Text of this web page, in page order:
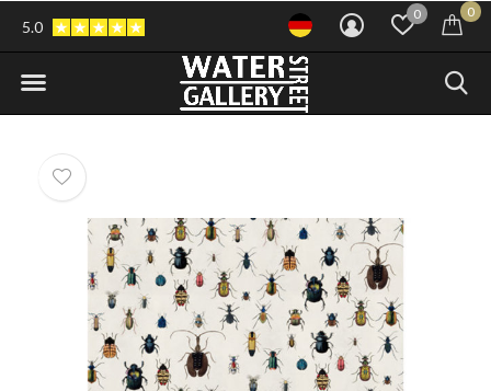
0 0
5.0